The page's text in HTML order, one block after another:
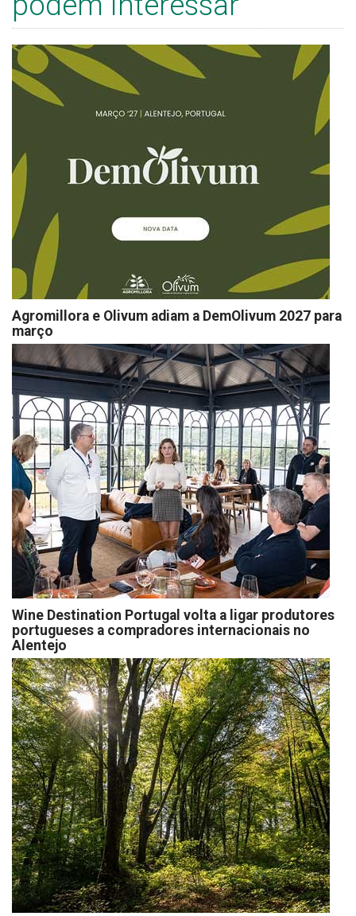
Agromillora e Olivum adiam a DemOlivum 2027 para
março
Wine Destination Portugal volta a ligar produtores
portugueses a compradores internacionais no
Alentejo